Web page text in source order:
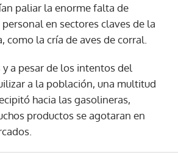
paliar la enorme falta de
en sectores claves de la
como la cría de aves de corral.
a pesar de los intentos del
a la población, una multitud
hacia las gasolineras,
productos se agotaran en